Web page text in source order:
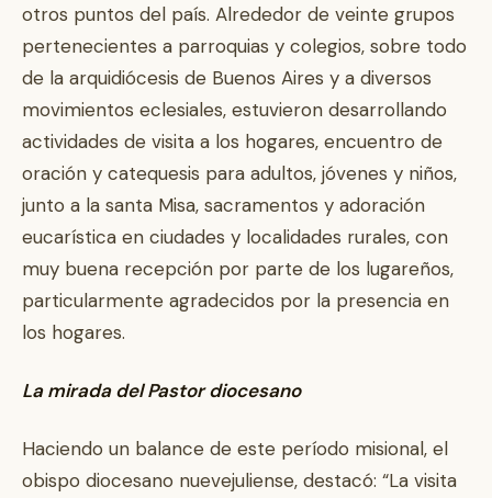
otros puntos del país. Alrededor de veinte grupos
pertenecientes a parroquias y colegios, sobre todo
de la arquidiócesis de Buenos Aires y a diversos
movimientos eclesiales, estuvieron desarrollando
actividades de visita a los hogares, encuentro de
oración y catequesis para adultos, jóvenes y niños,
junto a la santa Misa, sacramentos y adoración
eucarística en ciudades y localidades rurales, con
muy buena recepción por parte de los lugareños,
particularmente agradecidos por la presencia en
los hogares.
La mirada del Pastor diocesano
Haciendo un balance de este período misional, el
obispo diocesano nuevejuliense, destacó: “La visita